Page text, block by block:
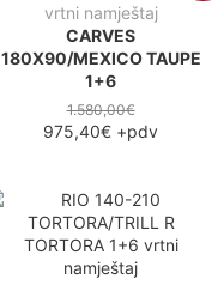
vrtni namještaj
CARVES
180X90/MEXICO TAUPE
1+6
1.580,00€
975,40€ +pdv